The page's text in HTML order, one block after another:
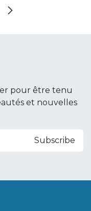
pour être tenu
et nouvelles
Subscribe